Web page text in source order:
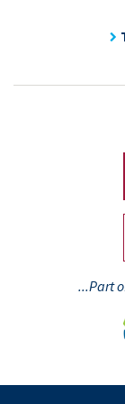
...Part